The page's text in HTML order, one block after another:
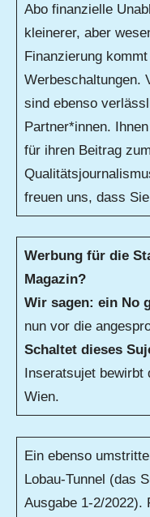
Abo finanzielle
kleinerer, aber
Finanzierung
Werbeschaltungen.
sind ebenso
Partner*innen.
für ihren Beitrag
freuen uns, dass
Werbung für die
Magazin?
Wir sagen: ein No
nun vor die
Schaltet dieses
Inseratsujet
Wien.
Ein ebenso
Lobau-Tunnel (das
Ausgabe 1-2/2022).